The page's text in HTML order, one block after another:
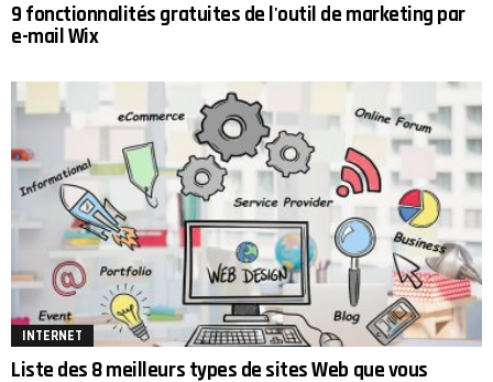
9 fonctionnalités gratuites de l'outil de marketing par
e-mail Wix
INTERNET
Liste des 8 meilleurs types de sites Web que vous